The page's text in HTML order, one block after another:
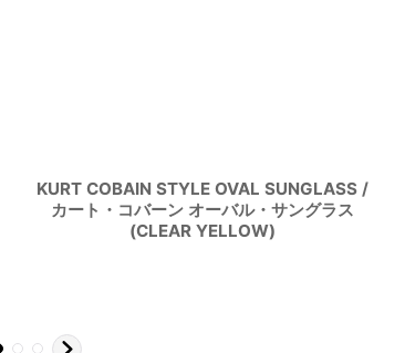
KURT COBAIN STYLE OVAL SUNGLASS /
カート・コバーン オーバル・サングラス
(CLEAR YELLOW)